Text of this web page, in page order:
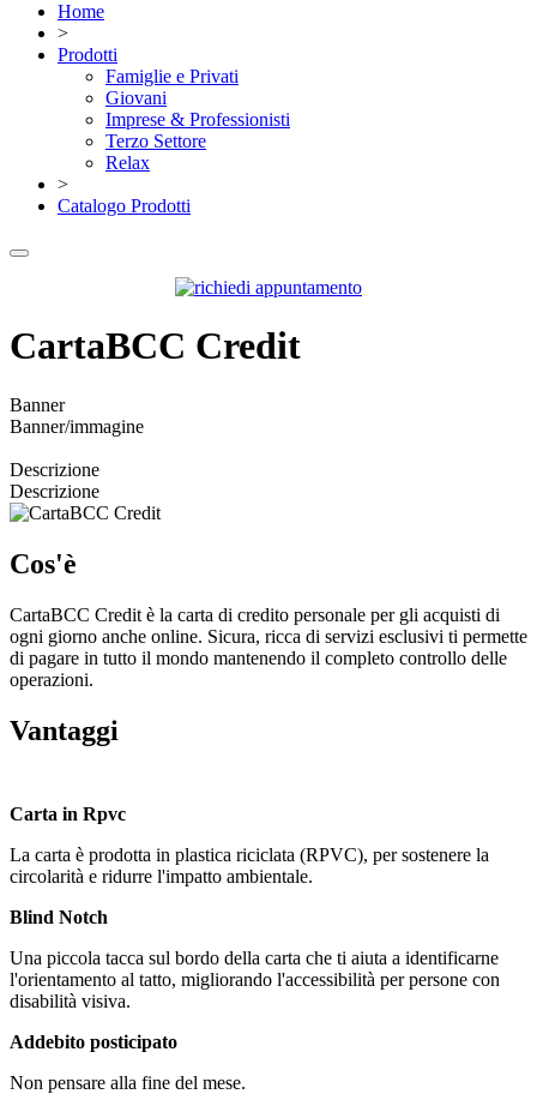
Home
>
Prodotti
Famiglie e Privati
Giovani
Imprese & Professionisti
Terzo Settore
Relax
>
Catalogo Prodotti
CartaBCC Credit
Banner
Banner/immagine
Descrizione
Descrizione
Cos'è
CartaBCC Credit è la carta di credito personale per gli acquisti di
ogni giorno anche online. Sicura, ricca di servizi esclusivi ti permette
di pagare in tutto il mondo mantenendo il completo controllo delle
operazioni.
Vantaggi
Carta in Rpvc
La carta è prodotta in plastica riciclata (RPVC), per sostenere la
circolarità e ridurre l'impatto ambientale.
Blind Notch
Una piccola tacca sul bordo della carta che ti aiuta a identificarne
l'orientamento al tatto, migliorando l'accessibilità per persone con
disabilità visiva.
Addebito posticipato
Non pensare alla fine del mese.